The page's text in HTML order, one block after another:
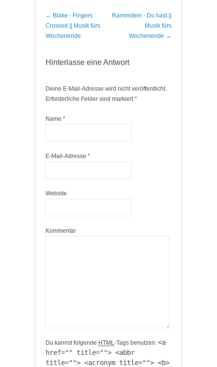
Post navigation
← Blake - Fingers
Crossed || Musik fürs
Wochenende
Rammstein - Du hast ||
Musik fürs
Wochenende →
Hinterlasse eine Antwort
Deine E-Mail-Adresse wird nicht veröffentlicht.
Erforderliche Felder sind markiert*
Name *
E-Mail-Adresse *
Website
Kommentar
Du kannst folgende HTML-Tags benutzen: <a
href="" title=""> <abbr
title=""> <acronym title=""> <b>